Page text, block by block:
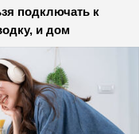
подключать к
и дом